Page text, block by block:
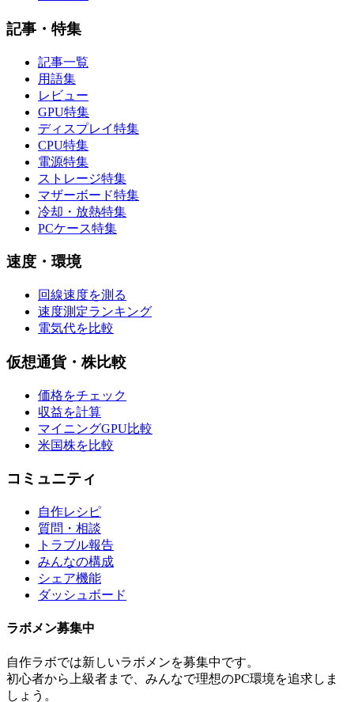
記事・特集
記事一覧
用語集
レビュー
GPU特集
ディスプレイ特集
CPU特集
電源特集
ストレージ特集
マザーボード特集
冷却・放熱特集
PCケース特集
速度・環境
回線速度を測る
速度測定ランキング
電気代を比較
仮想通貨・株比較
価格をチェック
収益を計算
マイニングGPU比較
米国株を比較
コミュニティ
自作レシピ
質問・相談
トラブル報告
みんなの構成
シェア機能
ダッシュボード
ラボメン募集中
自作ラボでは新しいラボメンを募集中です。
初心者から上級者まで、みんなで理想のPC環境を追求しま
しょう。